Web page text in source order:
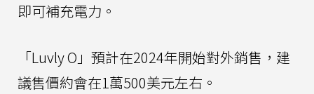
即可補充電力。
「Luvly O」預計在2024年開始對外銷售，建
議售價約會在1萬500美元左右。